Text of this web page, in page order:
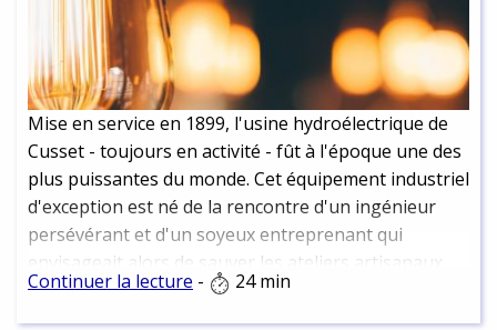
Mise en service en 1899, l'usine hydroélectrique de
Cusset - toujours en activité - fût à l'époque une des
plus puissantes du monde. Cet équipement industriel
d'exception est né de la rencontre d'un ingénieur
persévérant et d'un soyeux entreprenant qui
envisageait alors de sauver les ateliers artisanaux
des canuts par la motorisation électrique de leurs
métiers ...
Continuer la lecture - 24 min